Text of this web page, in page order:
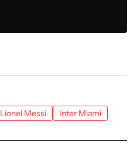
Lionel Messi Inter Miami